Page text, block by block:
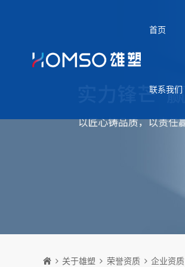
首页
联系我们
关于雄塑 荣誉资质 企业资质